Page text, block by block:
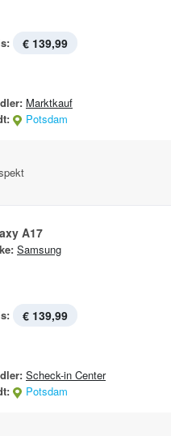
€ 139,99
Marktkauf
Potsdam
A17
Samsung
€ 139,99
Scheck-in Center
Potsdam